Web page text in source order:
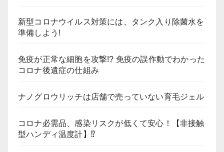
新型コロナウイルス対策には、タンク入り除菌水を
準備しよう!
免疫が正常な細胞を攻撃!? 免疫の誤作動でわかった
コロナ後遺症の仕組み
ナノグロウリッチは店舗で売っていない育毛ジェル
コロナ必需品、感染リスクが低くて安心！【非接触
型ハンディ温度計】⁉